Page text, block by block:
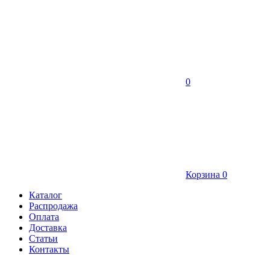
0
Корзина 0
Каталог
Распродажа
Оплата
Доставка
Статьи
Контакты